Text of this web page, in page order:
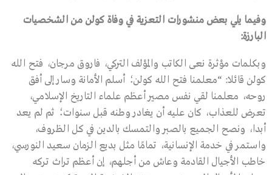
وفيما يلي بعض منشورات التعزية في وفاة كولن من الشخصيات
البارزة:
وبكلمات مؤثرة نعى الكاتب والمؤلف التركي، فاروق مرجان، فتح الله
كولن قائلا: “معلمنا فتح الله كولن؛ أسلم الأمانة وسار إلى أفق
روحه، معلمنا لقي نفس مصير أعظم علماء التاريخ الإسلامي،
تعرض للعذاب، كان عليه أن يغادر وطنه قبل سنوات؛ ثم لم يعد
أبدا، ونصح الجميع بالصبر والتمسك بالدين في كل الظروف،
واستمر في خدمة الإنسانية، تمامًا مثل بديع الزمان سعيد النورسي،
خاطب الأجيال القادمة وعاش من أجلهم، إن أعظم تراث تركه